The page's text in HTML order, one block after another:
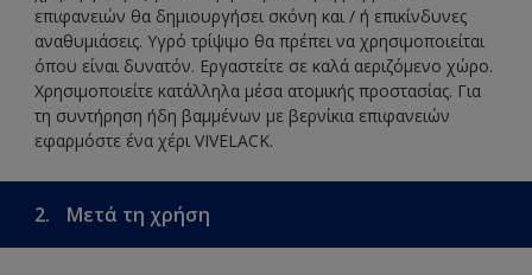
επιφανειών θα δημιουργήσει σκόνη και / ή επικίνδυνες
αναθυμιάσεις. Υγρό τρίψιμο θα πρέπει να χρησιμοποιείται
όπου είναι δυνατόν. Εργαστείτε σε καλά αεριζόμενο χώρο.
Χρησιμοποιείτε κατάλληλα μέσα ατομικής προστασίας. Για
τη συντήρηση ήδη βαμμένων με βερνίκια επιφανειών
εφαρμόστε ένα χέρι VIVELACK.
2. Μετά τη χρήση